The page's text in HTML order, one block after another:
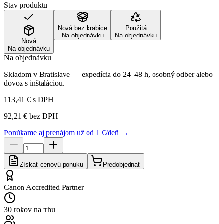
Stav produktu
Nová
Na objednávku
Nová bez krabice
Na objednávku
Použitá
Na objednávku
Na objednávku
Skladom v Bratislave — expedícia do 24–48 h, osobný odber alebo
dovoz s inštaláciou.
113,41 € s DPH
92,21 € bez DPH
Ponúkame aj prenájom už od 1 €/deň →
Získať cenovú ponuku Predobjednať
Canon Accredited Partner
30 rokov na trhu